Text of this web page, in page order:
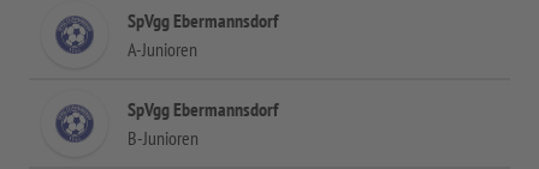
SpVgg Ebermannsdorf
A-Junioren
SpVgg Ebermannsdorf
B-Junioren